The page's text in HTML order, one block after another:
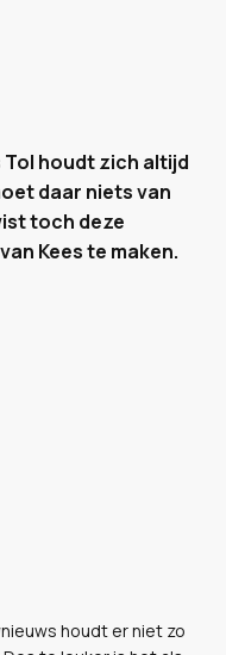
houdt zich altijd
daar niets van
toch deze
Kees te maken.
houdt er niet zo